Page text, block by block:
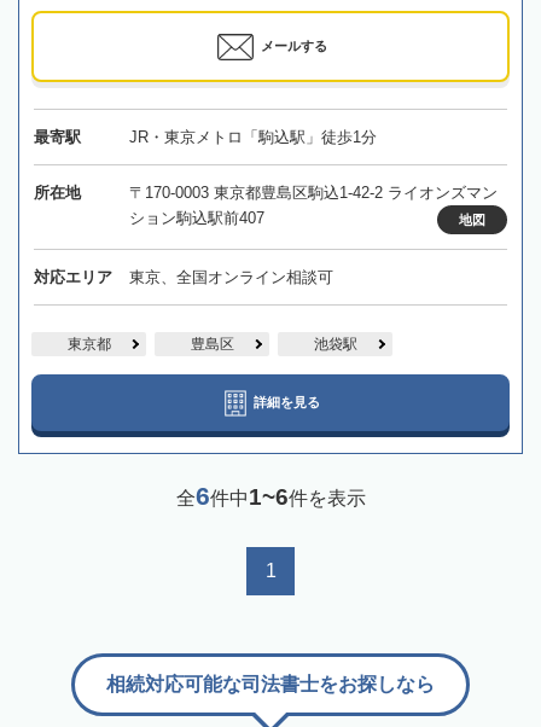
メールする
最寄駅 JR・東京メトロ「駒込駅」徒歩1分
所在地
〒170-0003 東京都豊島区駒込1-42-2 ライオンズマン
ション駒込駅前407
地図
対応エリア 東京、全国オンライン相談可
東京都 豊島区 池袋駅
詳細を見る
全6件中1~6件を表示
1
相続対応可能な司法書士をお探しなら